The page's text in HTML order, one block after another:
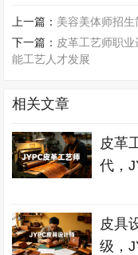
上一篇： 美容美体师招生
下一篇： 皮革工艺师职
能工艺人才发展
相关文章
皮革
代，
皮具
级，